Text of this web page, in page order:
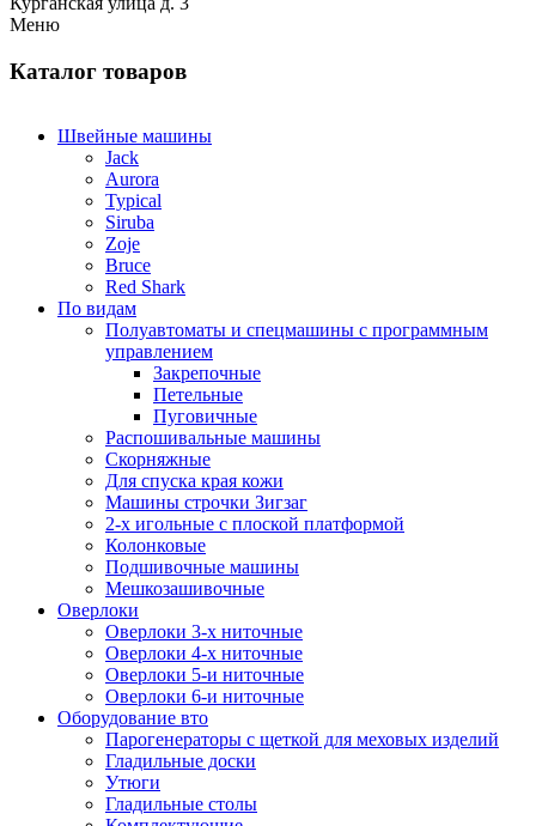
Меню
Каталог товаров
Швейные машины
Jack
Aurora
Typical
Siruba
Zoje
Bruce
Red Shark
По видам
Полуавтоматы и спецмашины с программным
управлением
Закрепочные
Петельные
Пуговичные
Распошивальные машины
Скорняжные
Для спуска края кожи
Машины строчки Зигзаг
2-х игольные с плоской платформой
Колонковые
Подшивочные машины
Мешкозашивочные
Оверлоки
Оверлоки 3-х ниточные
Оверлоки 4-х ниточные
Оверлоки 5-и ниточные
Оверлоки 6-и ниточные
Оборудование вто
Парогенераторы с щеткой для меховых изделий
Гладильные доски
Утюги
Гладильные столы